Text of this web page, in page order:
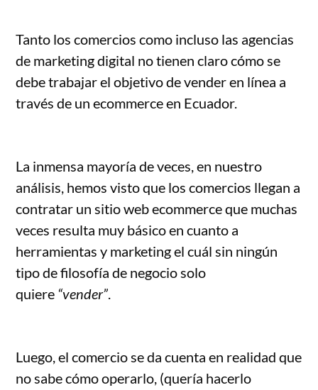
Tanto los comercios como incluso las agencias
de marketing digital no tienen claro cómo se
debe trabajar el objetivo de vender en línea a
través de un ecommerce en Ecuador.
La inmensa mayoría de veces, en nuestro
análisis, hemos visto que los comercios llegan a
contratar un sitio web ecommerce que muchas
veces resulta muy básico en cuanto a
herramientas y marketing el cuál sin ningún
tipo de filosofía de negocio solo
quiere “vender”.
Luego, el comercio se da cuenta en realidad que
no sabe cómo operarlo, (quería hacerlo